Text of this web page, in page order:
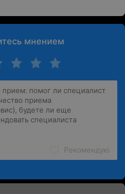
мнением
Рекомендую